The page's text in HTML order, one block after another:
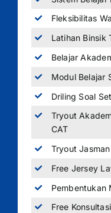
Fleksibilitas
Latihan Binsik
Belajar
Modul Belajar
Driling Soal
Tryout
CAT
Tryout
Free Jersey
Pembentukan
Free Konsultasi